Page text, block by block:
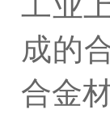
成的
合金